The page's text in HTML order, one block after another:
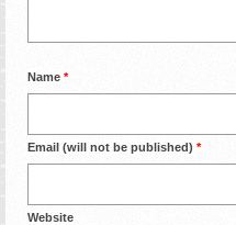
Name *
Email (will not be published) *
Website